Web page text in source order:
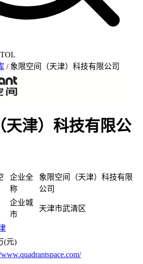
/ 象限空间（天津）科技有限公司
天津）科技有限公
企业全
称
象限空间（天津）科技有限
公司
企业城
市
天津市武清区
(元)